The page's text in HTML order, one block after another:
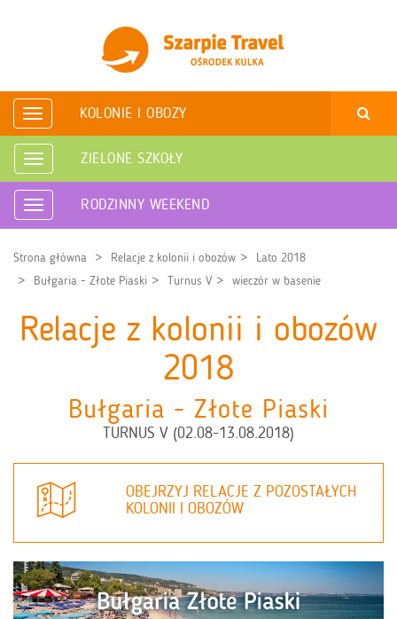
Rozwiń
nawigację
KOLONIE I OBOZY
Rozwiń
nawigację
ZIELONE SZKOŁY
Rozwiń
nawigację
RODZINNY WEEKEND
Strona główna Relacje z kolonii i obozów
Lato 2018
Bułgaria - Złote Piaski
Turnus V wieczór w basenie
Relacje z kolonii i obozów
2018
Bułgaria - Złote Piaski
TURNUS V (02.08-13.08.2018)
OBEJRZYJ RELACJE Z POZOSTAŁYCH
KOLONII I OBOZÓW